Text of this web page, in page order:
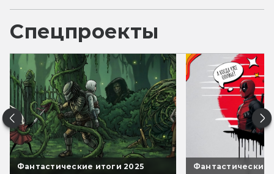
Спецпроекты
Фантастические итоги 2025 Фантастические